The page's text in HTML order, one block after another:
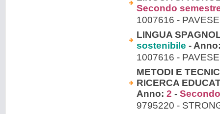
Secondo
1007616 -
LINGUA
sostenibile -
1007616 -
METODI E
RICERCA
Anno: 2 -
9795220 -